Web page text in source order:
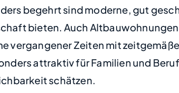
begehrt sind moderne, gut
bieten. Auch
vergangener Zeiten mit
attraktiv für Familien und
schätzen.